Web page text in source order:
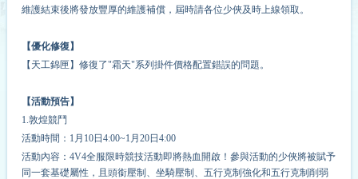
維護結束後將發放豐厚的維護補償，屆時請各位少俠及時上線領取。
【優化修復】
【天工錦匣】修復了"霜天"系列掛件價格配置錯誤的問題。
【活動預告】
1.敦煌競鬥
活動時間：1月10日4:00~1月20日4:00
活動內容：4V4全服限時競技活動即將熱血開啟！參與活動的少俠將被賦予
同一套基礎屬性，且頭銜壓制、坐騎壓制、五行克制強化和五行克制削弱